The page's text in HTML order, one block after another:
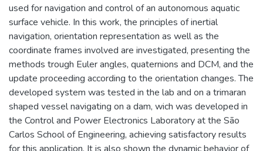
used for navigation and control of an autonomous aquatic
surface vehicle. In this work, the principles of inertial
navigation, orientation representation as well as the
coordinate frames involved are investigated, presenting the
methods trough Euler angles, quaternions and DCM, and the
update proceeding according to the orientation changes. The
developed system was tested in the lab and on a trimaran
shaped vessel navigating on a dam, wich was developed in
the Control and Power Electronics Laboratory at the São
Carlos School of Engineering, achieving satisfactory results